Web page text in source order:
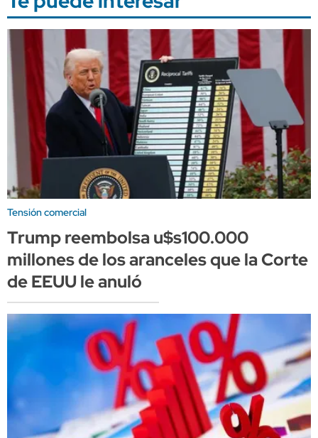
Tensión comercial
Trump reembolsa u$s100.000
millones de los aranceles que la Corte
de EEUU le anuló